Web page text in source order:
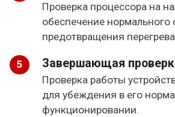
Проверка процессора на
обеспечение
предотвращения
Завершающая
Проверка работы
для убеждения в его
функционировании.